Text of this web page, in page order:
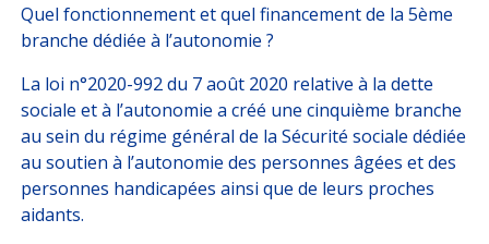
Quel fonctionnement et quel financement de la 5ème
branche dédiée à l’autonomie ?
La loi n°2020-992 du 7 août 2020 relative à la dette
sociale et à l’autonomie a créé une cinquième branche
au sein du régime général de la Sécurité sociale dédiée
au soutien à l’autonomie des personnes âgées et des
personnes handicapées ainsi que de leurs proches
aidants.